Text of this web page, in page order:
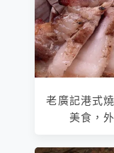
老廣記港式
美食，